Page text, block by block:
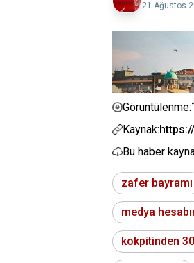
21 Ağustos
Görüntülenme:
Kaynak:
Bu haber
zafer bayramı
medya
kokpitinden 30